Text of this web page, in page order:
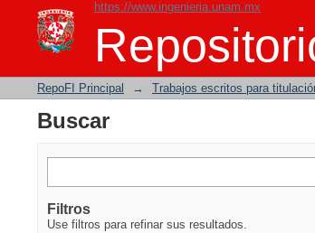
https://www.ingenieria.unam.mx
Buscar
RepoFI Principal → Trabajos escritos para
Buscar
Filtros
Use filtros para refinar sus resultados.